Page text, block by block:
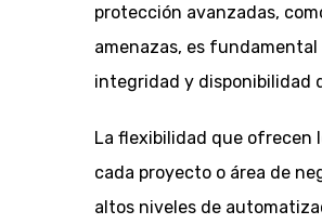
protección avanzadas,
amenazas, es
integridad y disponibilidad
La flexibilidad que ofrecen
cada proyecto o área de
altos niveles de